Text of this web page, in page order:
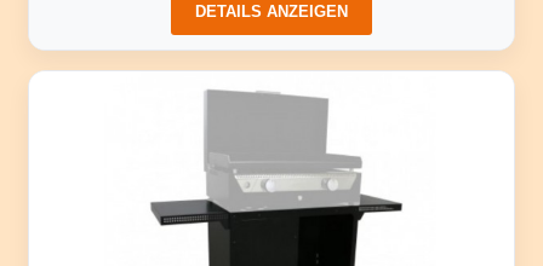
DETAILS ANZEIGEN